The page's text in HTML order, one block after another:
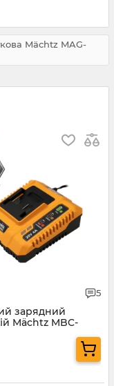
Mächtz MAG-
5
зарядний
Mächtz MBC-